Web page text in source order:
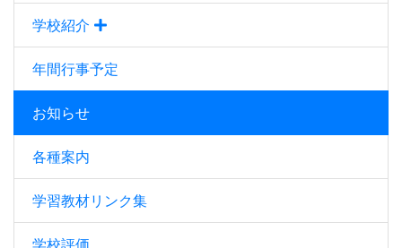
学校紹介
年間行事予定
お知らせ
各種案内
学習教材リンク集
学校評価